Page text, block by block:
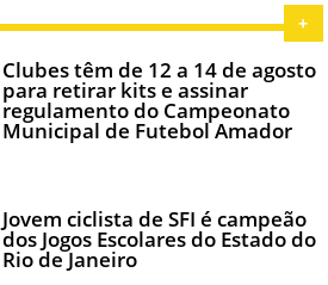
+
Clubes têm de 12 a 14 de agosto
para retirar kits e assinar
regulamento do Campeonato
Municipal de Futebol Amador
Jovem ciclista de SFI é campeão
dos Jogos Escolares do Estado do
Rio de Janeiro